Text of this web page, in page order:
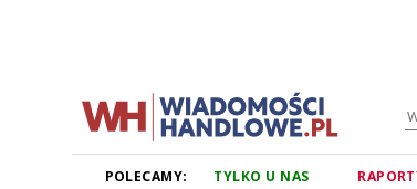
POLECAMY: TYLKO U NAS